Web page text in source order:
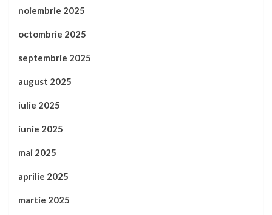
noiembrie 2025
octombrie 2025
septembrie 2025
august 2025
iulie 2025
iunie 2025
mai 2025
aprilie 2025
martie 2025